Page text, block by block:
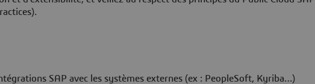
SAP avec les systèmes externes (ex : PeopleSoft, Kyriba…)